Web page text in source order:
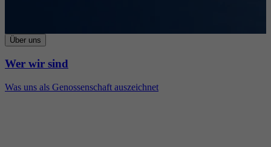
Über uns
Wer wir sind
Was uns als Genossenschaft auszeichnet